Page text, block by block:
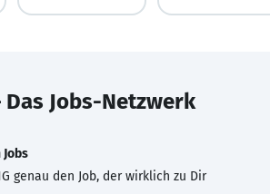
Das Jobs-Netzwerk
genau den Job, der wirklich zu Dir